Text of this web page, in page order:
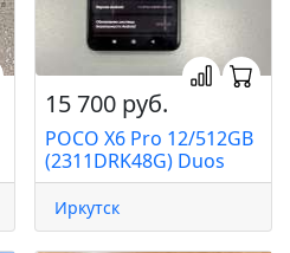
15 700 руб.
POCO X6 Pro 12/512GB
(2311DRK48G) Duos
Иркутск